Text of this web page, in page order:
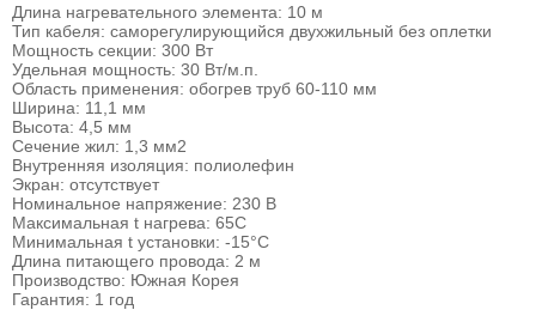
Длина нагревательного элемента: 10 м
Тип кабеля: саморегулирующийся двухжильный без оплетки
Мощность секции: 300 Вт
Удельная мощность: 30 Вт/м.п.
Область применения: обогрев труб 60-110 мм
Ширина: 11,1 мм
Высота: 4,5 мм
Сечение жил: 1,3 мм2
Внутренняя изоляция: полиолефин
Экран: отсутствует
Номинальное напряжение: 230 В
Максимальная t нагрева: 65С
Минимальная t установки: -15°С
Длина питающего провода: 2 м
Производство: Южная Корея
Гарантия: 1 год